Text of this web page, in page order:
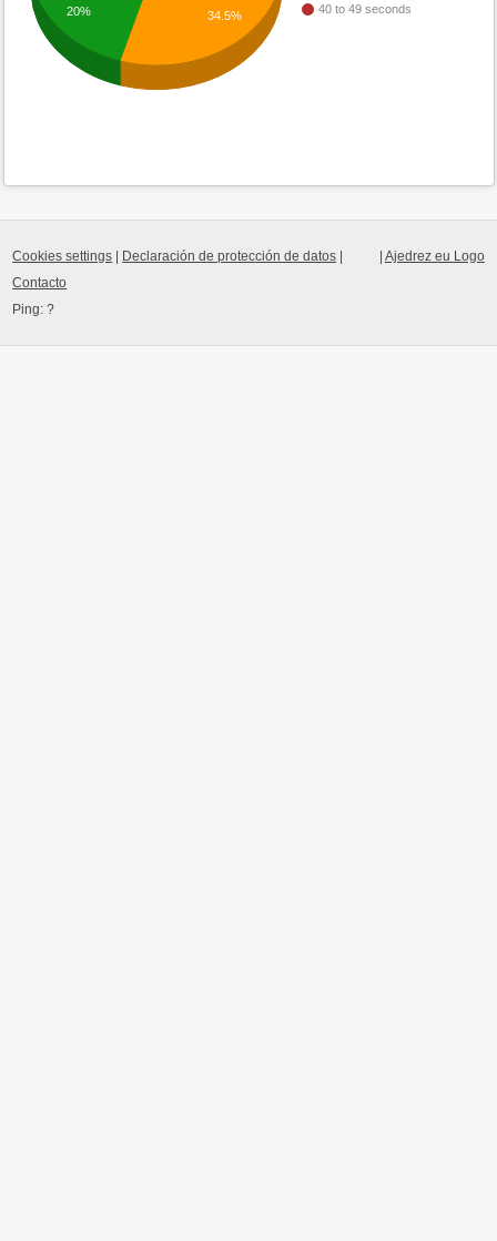
40 to 49 seconds
20% 34.5%
Ajedrez eu Logo
Cookies settings Declaración de protección de datos
Contacto
Ping:?